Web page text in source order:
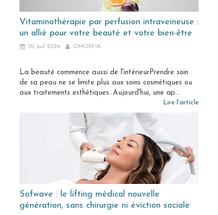
Vitaminothérapie par perfusion intraveineuse :
un allié pour votre beauté et votre bien-être
30 Juil 2026 OMORFIA
La beauté commence aussi de l'intérieurPrendre soin
de sa peau ne se limite plus aux soins cosmétiques ou
aux traitements esthétiques. Aujourd'hui, une ap...
Lire l'article
Sofwave : le lifting médical nouvelle
génération, sans chirurgie ni éviction sociale